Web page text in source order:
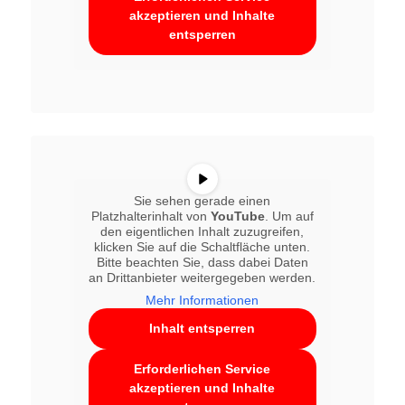
akzeptieren und Inhalte
entsperren
Sie sehen gerade einen
Platzhalterinhalt von YouTube. Um auf
den eigentlichen Inhalt zuzugreifen,
klicken Sie auf die Schaltfläche unten.
Bitte beachten Sie, dass dabei Daten
an Drittanbieter weitergegeben werden.
Mehr Informationen
Inhalt entsperren
Erforderlichen Service
akzeptieren und Inhalte